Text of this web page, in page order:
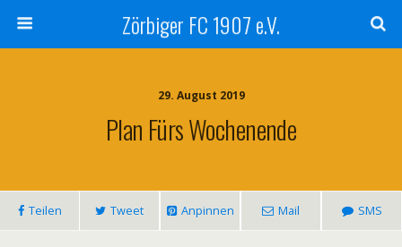
Zörbiger FC 1907 e.V.
29. August 2019
Plan Fürs Wochenende
Teilen Tweet Anpinnen Mail SMS